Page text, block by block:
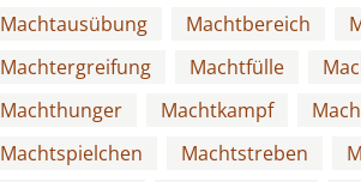
Machtausübung
Machtbereich
Machtergreifung
Machtfülle
Machthunger
Machtkampf
Machtspielchen
Machtstreben